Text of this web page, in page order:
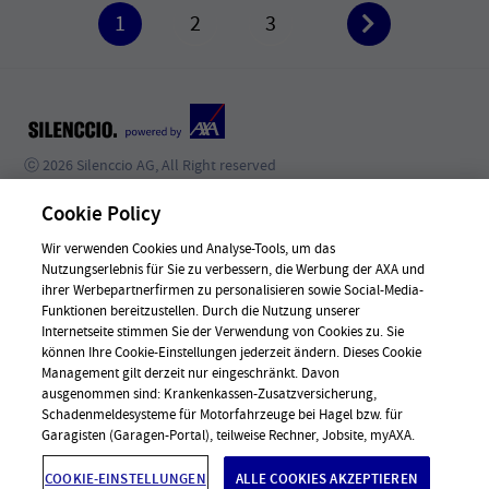
1 2 3
ⓒ 2026 Silenccio AG, All Right reserved
KONTAKT
JOBS
NEWS
DATENSCHUTZ
NUTZUNGSHINWEISE
HÄUFIGE FRAGEN
DISCLAIMER
Cookie Policy
Wir verwenden Cookies und Analyse-Tools, um das
Nutzungserlebnis für Sie zu verbessern, die Werbung der AXA und
ihrer Werbepartnerfirmen zu personalisieren sowie Social-Media-
Funktionen bereitzustellen. Durch die Nutzung unserer
Internetseite stimmen Sie der Verwendung von Cookies zu. Sie
können Ihre Cookie-Einstellungen jederzeit ändern. Dieses Cookie
Management gilt derzeit nur eingeschränkt. Davon
ausgenommen sind: Krankenkassen-Zusatzversicherung,
Schadenmeldesysteme für Motorfahrzeuge bei Hagel bzw. für
Garagisten (Garagen-Portal), teilweise Rechner, Jobsite, myAXA.
COOKIE-EINSTELLUNGEN ALLE COOKIES AKZEPTIEREN